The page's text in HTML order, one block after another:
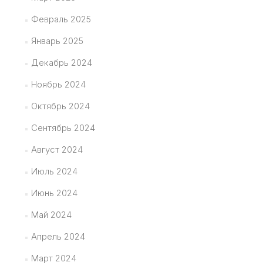
Февраль 2025
Январь 2025
Декабрь 2024
Ноябрь 2024
Октябрь 2024
Сентябрь 2024
Август 2024
Июль 2024
Июнь 2024
Май 2024
Апрель 2024
Март 2024